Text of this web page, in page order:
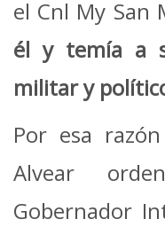
el Cnl My San
él y temía a
militar y
Por esa
Alvear
Gobernador